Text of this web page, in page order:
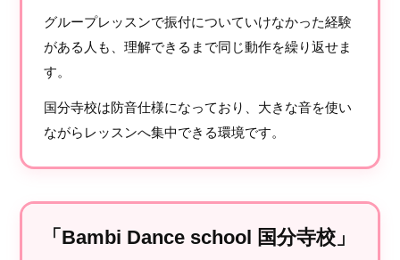
グループレッスンで振付についていけなかった経験
がある人も、理解できるまで同じ動作を繰り返せま
す。
国分寺校は防音仕様になっており、大きな音を使い
ながらレッスンへ集中できる環境です。
「Bambi Dance school 国分寺校」